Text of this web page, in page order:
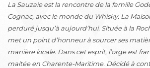
La Sauzaie est la rencontre de la famille
Cognac, avec le monde du Whisky. La
perduré jusqu’à aujourd’hui. Située à la
met un point d’honneur à sourcer ses
manière locale. Dans cet esprit, l’orge est
maltée en Charente-Maritime. Décidé à